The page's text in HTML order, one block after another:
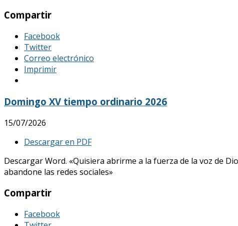
Compartir
Facebook
Twitter
Correo electrónico
Imprimir
Domingo XV tiempo ordinario 2026
15/07/2026
Descargar en PDF
Descargar Word. «Quisiera abrirme a la fuerza de la voz de
abandone las redes sociales»
Compartir
Facebook